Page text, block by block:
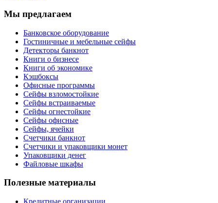
Мы предлагаем
Банковское оборудование
Гостиничные и мебельные сейфы
Детекторы банкнот
Книги о бизнесе
Книги об экономике
Кэшбоксы
Офисные программы
Сейфы взломостойкие
Сейфы встраиваемые
Сейфы огнестойкие
Сейфы офисные
Сейфы, ячейки
Счетчики банкнот
Счетчики и упаковщики монет
Упаковщики денег
Файловые шкафы
Полезные материалы
Кредитные организации